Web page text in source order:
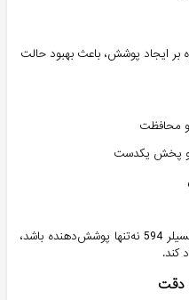
بر ایجاد پوشش، باعث بهبود حالت
محافظت
و پخش یکدست
این ترکیبات در کنار هم کمک می‌کنند کانسیلر 594 نه‌تنها پوشش‌دهنده باشد،
کند.
دقت